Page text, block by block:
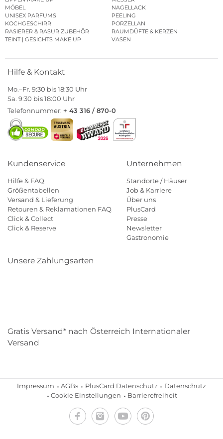
MÖBEL
NAGELLACK
UNISEX PARFUMS
PEELING
KOCHGESCHIRR
PORZELLAN
RASIERER & RASUR ZUBEHÖR
RAUMDÜFTE & KERZEN
TEINT | GESICHTS MAKE UP
VASEN
Hilfe & Kontakt
Mo.–Fr. 9:30 bis 18:30 Uhr
Sa. 9:30 bis 18:00 Uhr
Telefonnummer: + 43 316 / 870-0
Kundenservice
Hilfe & FAQ
Größentabellen
Versand & Lieferung
Retouren & Reklamationen FAQ
Click & Collect
Click & Reserve
Unternehmen
Standorte / Häuser
Job & Karriere
Über uns
PlusCard
Presse
Newsletter
Gastronomie
Unsere Zahlungsarten
Gratis Versand* nach Österreich Internationaler
Versand
Impressum AGBs PlusCard Datenschutz
Datenschutz
Cookie Einstellungen
Barrierefreiheit